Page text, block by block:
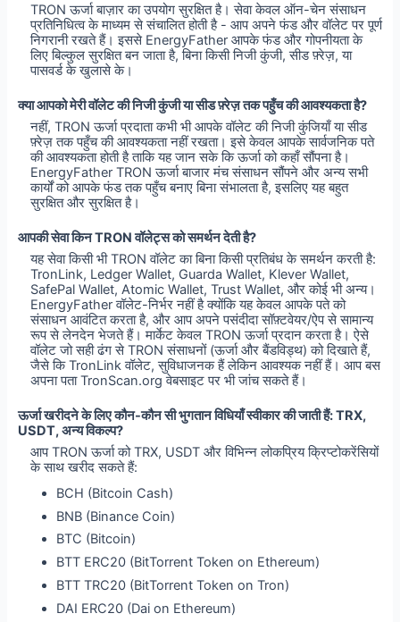
TRON ऊर्जा बाज़ार का उपयोग सुरक्षित है। सेवा केवल ऑन-चेन संसाधन
प्रतिनिधित्व के माध्यम से संचालित होती है - आप अपने फंड और वॉलेट पर पूर्ण
निगरानी रखते हैं। इससे EnergyFather आपके फंड और गोपनीयता के
लिए बिल्कुल सुरक्षित बन जाता है, बिना किसी निजी कुंजी, सीड फ़्रेज़, या
पासवर्ड के खुलासे के।
क्या आपको मेरी वॉलेट की निजी कुंजी या सीड फ़्रेज़ तक पहुँच की आवश्यकता है?
नहीं, TRON ऊर्जा प्रदाता कभी भी आपके वॉलेट की निजी कुंजियाँ या सीड
फ़्रेज़ तक पहुँच की आवश्यकता नहीं रखता। इसे केवल आपके सार्वजनिक पते
की आवश्यकता होती है ताकि यह जान सके कि ऊर्जा को कहाँ सौंपना है।
EnergyFather TRON ऊर्जा बाजार मंच संसाधन सौंपने और अन्य सभी
कार्यों को आपके फंड तक पहुँच बनाए बिना संभालता है, इसलिए यह बहुत
सुरक्षित और सुरक्षित है।
आपकी सेवा किन TRON वॉलेट्स को समर्थन देती है?
यह सेवा किसी भी TRON वॉलेट का बिना किसी प्रतिबंध के समर्थन करती है:
TronLink, Ledger Wallet, Guarda Wallet, Klever Wallet,
SafePal Wallet, Atomic Wallet, Trust Wallet, और कोई भी अन्य।
EnergyFather वॉलेट-निर्भर नहीं है क्योंकि यह केवल आपके पते को
संसाधन आवंटित करता है, और आप अपने पसंदीदा सॉफ़्टवेयर/ऐप से सामान्य
रूप से लेनदेन भेजते हैं। मार्केट केवल TRON ऊर्जा प्रदान करता है। ऐसे
वॉलेट जो सही ढंग से TRON संसाधनों (ऊर्जा और बैंडविड्थ) को दिखाते हैं,
जैसे कि TronLink वॉलेट, सुविधाजनक हैं लेकिन आवश्यक नहीं हैं। आप बस
अपना पता TronScan.org वेबसाइट पर भी जांच सकते हैं।
ऊर्जा खरीदने के लिए कौन-कौन सी भुगतान विधियाँ स्वीकार की जाती हैं: TRX,
USDT, अन्य विकल्प?
आप TRON ऊर्जा को TRX, USDT और विभिन्न लोकप्रिय क्रिप्टोकरेंसियों
के साथ खरीद सकते हैं:
BCH (Bitcoin Cash)
BNB (Binance Coin)
BTC (Bitcoin)
BTT ERC20 (BitTorrent Token on Ethereum)
BTT TRC20 (BitTorrent Token on Tron)
DAI ERC20 (Dai on Ethereum)